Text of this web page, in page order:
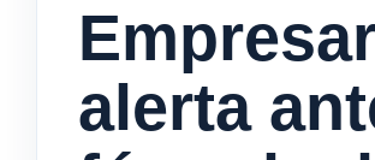
alerta